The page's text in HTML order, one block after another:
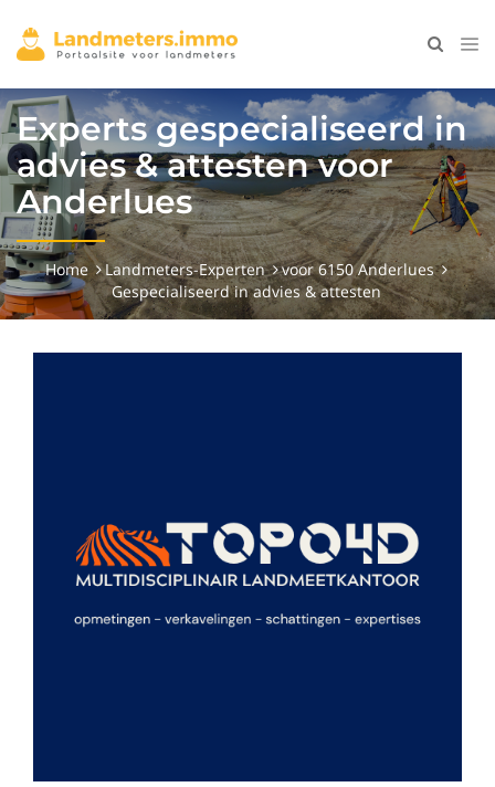
Experts gespecialiseerd in
advies & attesten voor
Anderlues
Home Landmeters-Experten
voor 6150 Anderlues
Gespecialiseerd in advies & attesten